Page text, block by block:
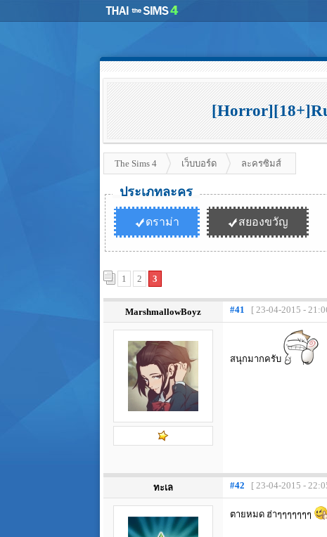
The Sims 4 เว็บบอร์ด ละครซิมส์
ประเภทละคร
ดราม่า สยองขวัญ
1 2 3
MarshmallowBoyz #41 [ 23-04-2015 -
สนุกมากครับ
ทะเล #42 [ 23-04-2015 -
ตายหมด ฮ่าๆๆๆๆๆๆๆ